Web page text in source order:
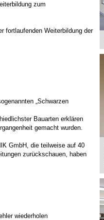
zum
fortlaufenden Weiterbildung der
„Schwarzen
Bauarten erklären
gemacht wurden.
GmbH, die teilweise auf 40
zurückschauen, haben
wiederholen